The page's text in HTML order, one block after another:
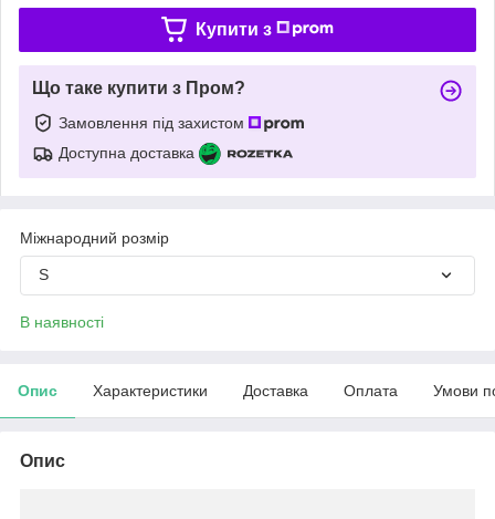
Купити з
Що таке купити з Пром?
Замовлення під захистом
Доступна доставка
Міжнародний розмір
S
В наявності
Опис Характеристики Доставка Оплата Умови
Опис